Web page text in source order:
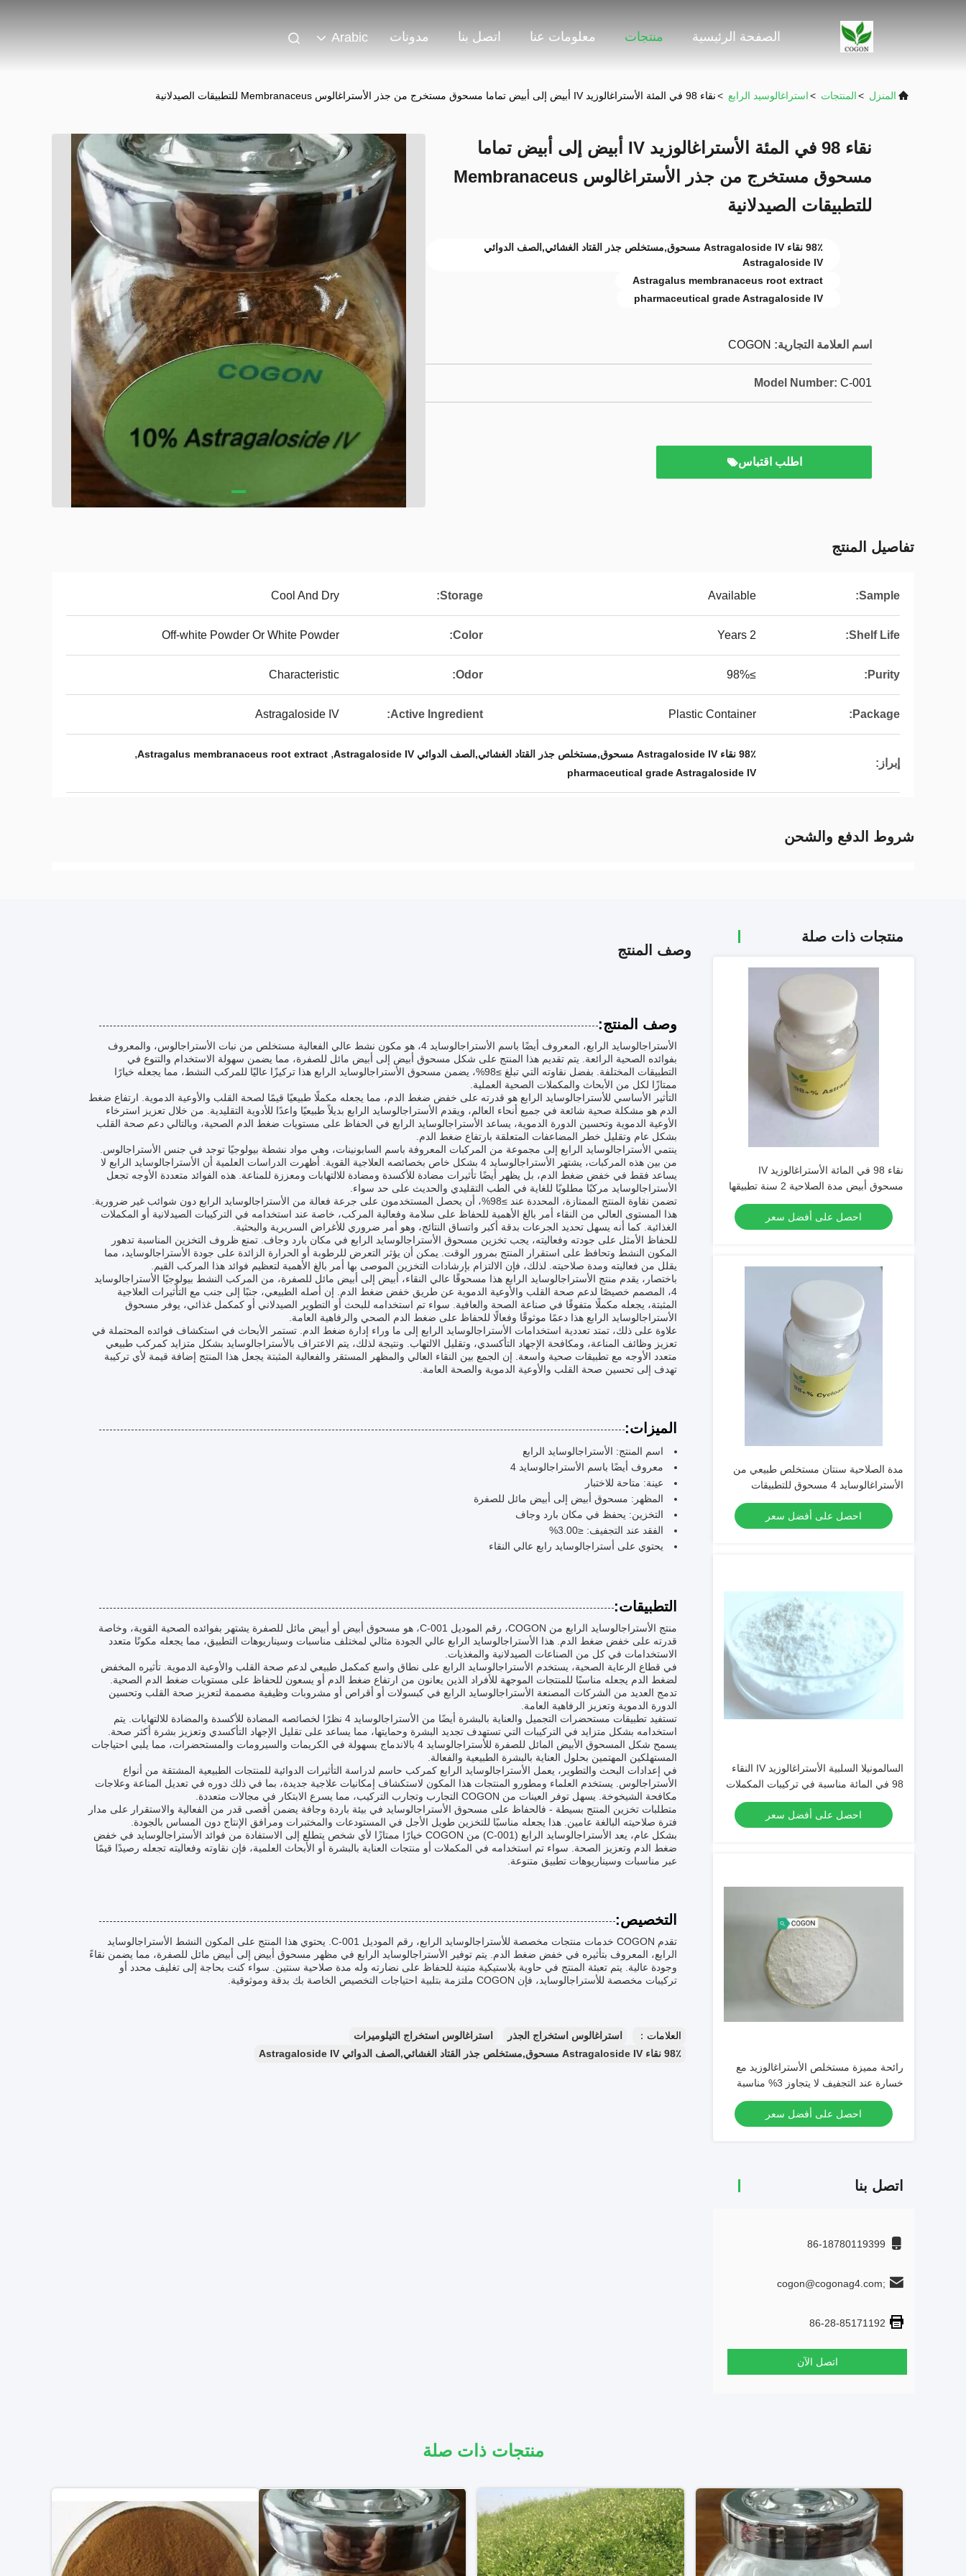
الصفحة الرئيسية منتجات معلومات عنا اتصل بنا مدونات Arabic
المنزل >المنتجات >استراغالوسيد الرابع >نقاء 98 في المئة الأستراغالوزيد IV أبيض إلى أبيض تماما مسحوق مستخرج من جذر الأستراغالوس Membranaceus للتطبيقات الصيدلانية
نقاء 98 في المئة الأستراغالوزيد IV أبيض إلى أبيض تماما
مسحوق مستخرج من جذر الأستراغالوس Membranaceus
للتطبيقات الصيدلانية
98٪ نقاء Astragaloside IV مسحوق,مستخلص جذر القتاد الغشائي,الصف الدوائي
Astragaloside IV
Astragalus membranaceus root extract
pharmaceutical grade Astragaloside IV
اسم العلامة التجارية: COGON
Model Number: C-001
اطلب اقتباس
تفاصيل المنتج
Sample:
Available
Storage:
Cool And Dry
Shelf Life:
2 Years
Color:
Off-white Powder Or White Powder
Purity:
≥98%
Odor:
Characteristic
Package:
Plastic Container
Active Ingredient:
Astragaloside IV
إبراز:
98٪ نقاء Astragaloside IV مسحوق,مستخلص جذر القتاد الغشائي,الصف الدوائي Astragaloside IV ,
Astragalus membranaceus root extract
,
pharmaceutical grade Astragaloside IV
شروط الدفع والشحن
منتجات ذات صلة
نقاء 98 في المائة الأستراغالوزيد IV
مسحوق أبيض مدة الصلاحية 2 سنة تطبيقها
في المستخلصات النباتية والبحث العلمي
احصل على أفضل سعر
مدة الصلاحية سنتان مستخلص طبيعي من
الأستراغالوسايد 4 مسحوق للتطبيقات
الصيدلانية والتركيبات الغذائية
احصل على أفضل سعر
السالمونيلا السلبية الأستراغالوزيد IV النقاء
98 في المائة مناسبة في تركيبات المكملات
التغذوية والجملية
احصل على أفضل سعر
رائحة مميزة مستخلص الأستراغالوزيد مع
خسارة عند التجفيف لا يتجاوز 3% مناسبة
لإنتاج المكملات الغذائية
احصل على أفضل سعر
اتصل بنا
86-18780119399
cogon@cogonag4.com;
86-28-85171192
اتصل الآن
وصف المنتج
وصف المنتج:
الأستراجالوسايد الرابع، المعروف أيضًا باسم الأستراجالوسايد 4، هو مكون نشط عالي الفعالية مستخلص من نبات الأستراجالوس، والمعروف
بفوائده الصحية الرائعة. يتم تقديم هذا المنتج على شكل مسحوق أبيض إلى أبيض مائل للصفرة، مما يضمن سهولة الاستخدام والتنوع في
التطبيقات المختلفة. بفضل نقاوته التي تبلغ ≥98%، يضمن مسحوق الأستراجالوسايد الرابع هذا تركيزًا عاليًا للمركب النشط، مما يجعله خيارًا
ممتازًا لكل من الأبحاث والمكملات الصحية العملية.
التأثير الأساسي للأستراجالوسايد الرابع هو قدرته على خفض ضغط الدم، مما يجعله مكملًا طبيعيًا قيمًا لصحة القلب والأوعية الدموية. ارتفاع ضغط
الدم هو مشكلة صحية شائعة في جميع أنحاء العالم، ويقدم الأستراجالوسايد الرابع بديلاً طبيعيًا واعدًا للأدوية التقليدية. من خلال تعزيز استرخاء
الأوعية الدموية وتحسين الدورة الدموية، يساعد الأستراجالوسايد الرابع في الحفاظ على مستويات ضغط الدم الصحية، وبالتالي دعم صحة القلب
بشكل عام وتقليل خطر المضاعفات المتعلقة بارتفاع ضغط الدم.
ينتمي الأستراجالوسايد الرابع إلى مجموعة من المركبات المعروفة باسم السابونينات، وهي مواد نشطة بيولوجيًا توجد في جنس الأستراجالوس.
من بين هذه المركبات، يشتهر الأستراجالوسايد 4 بشكل خاص بخصائصه العلاجية القوية. أظهرت الدراسات العلمية أن الأستراجالوسايد الرابع لا
يساعد فقط في خفض ضغط الدم، بل يظهر أيضًا تأثيرات مضادة للأكسدة ومضادة للالتهابات ومعززة للمناعة. هذه الفوائد متعددة الأوجه تجعل
الأستراجالوسايد مركبًا مطلوبًا للغاية في الطب التقليدي والحديث على حد سواء.
تضمن نقاوة المنتج الممتازة، المحددة عند ≥98%، أن يحصل المستخدمون على جرعة فعالة من الأستراجالوسايد الرابع دون شوائب غير ضرورية.
هذا المستوى العالي من النقاء أمر بالغ الأهمية للحفاظ على سلامة وفعالية المركب، خاصة عند استخدامه في التركيبات الصيدلانية أو المكملات
الغذائية. كما أنه يسهل تحديد الجرعات بدقة أكبر واتساق النتائج، وهو أمر ضروري للأغراض السريرية والبحثية.
للحفاظ الأمثل على جودته وفعاليته، يجب تخزين مسحوق الأستراجالوسايد الرابع في مكان بارد وجاف. تمنع ظروف التخزين المناسبة تدهور
المكون النشط وتحافظ على استقرار المنتج بمرور الوقت. يمكن أن يؤثر التعرض للرطوبة أو الحرارة الزائدة على جودة الأستراجالوسايد، مما
يقلل من فعاليته ومدة صلاحيته. لذلك، فإن الالتزام بإرشادات التخزين الموصى بها أمر بالغ الأهمية لتعظيم فوائد هذا المركب القيم.
باختصار، يقدم منتج الأستراجالوسايد الرابع هذا مسحوقًا عالي النقاء، أبيض إلى أبيض مائل للصفرة، من المركب النشط بيولوجيًا الأستراجالوسايد
4، المصمم خصيصًا لدعم صحة القلب والأوعية الدموية عن طريق خفض ضغط الدم. إن أصله الطبيعي، جنبًا إلى جنب مع التأثيرات العلاجية
المثبتة، يجعله مكملًا متفوقًا في صناعة الصحة والعافية. سواء تم استخدامه للبحث أو التطوير الصيدلاني أو كمكمل غذائي، يوفر مسحوق
الأستراجالوسايد الرابع هذا دعمًا موثوقًا وفعالًا للحفاظ على ضغط الدم الصحي والرفاهية العامة.
علاوة على ذلك، تمتد تعددية استخدامات الأستراجالوسايد الرابع إلى ما وراء إدارة ضغط الدم. تستمر الأبحاث في استكشاف فوائده المحتملة في
تعزيز وظائف المناعة، ومكافحة الإجهاد التأكسدي، وتقليل الالتهاب. ونتيجة لذلك، يتم الاعتراف بالأستراجالوسايد بشكل متزايد كمركب طبيعي
متعدد الأوجه مع تطبيقات صحية واسعة. إن الجمع بين النقاء العالي والمظهر المستقر والفعالية المثبتة يجعل هذا المنتج إضافة قيمة لأي تركيبة
تهدف إلى تحسين صحة القلب والأوعية الدموية والصحة العامة.
الميزات:
اسم المنتج: الأستراجالوسايد الرابع
معروف أيضًا باسم الأستراجالوسايد 4
عينة: متاحة للاختبار
المظهر: مسحوق أبيض إلى أبيض مائل للصفرة
التخزين: يحفظ في مكان بارد وجاف
الفقد عند التجفيف: ≤3.00%
يحتوي على أستراجالوسايد رابع عالي النقاء
التطبيقات:
منتج الأستراجالوسايد الرابع من COGON، رقم الموديل C-001، هو مسحوق أبيض أو أبيض مائل للصفرة يشتهر بفوائده الصحية القوية، وخاصة
قدرته على خفض ضغط الدم. هذا الأستراجالوسايد الرابع عالي الجودة مثالي لمختلف مناسبات وسيناريوهات التطبيق، مما يجعله مكونًا متعدد
الاستخدامات في كل من الصناعات الصيدلانية والمغذيات.
في قطاع الرعاية الصحية، يستخدم الأستراجالوسايد الرابع على نطاق واسع كمكمل طبيعي لدعم صحة القلب والأوعية الدموية. تأثيره المخفض
لضغط الدم يجعله مناسبًا للمنتجات الموجهة للأفراد الذين يعانون من ارتفاع ضغط الدم أو يسعون للحفاظ على مستويات ضغط الدم الصحية.
تدمج العديد من الشركات المصنعة الأستراجالوسايد الرابع في كبسولات أو أقراص أو مشروبات وظيفية مصممة لتعزيز صحة القلب وتحسين
الدورة الدموية وتعزيز الرفاهية العامة.
تستفيد تطبيقات مستحضرات التجميل والعناية بالبشرة أيضًا من الأستراجالوسايد 4 نظرًا لخصائصه المضادة للأكسدة والمضادة للالتهابات. يتم
استخدامه بشكل متزايد في التركيبات التي تستهدف تجديد البشرة وحمايتها، مما يساعد على تقليل الإجهاد التأكسدي وتعزيز بشرة أكثر صحة.
يسمح شكل المسحوق الأبيض المائل للصفرة للأستراجالوسايد 4 بالاندماج بسهولة في الكريمات والسيرومات والمستحضرات، مما يلبي احتياجات
المستهلكين المهتمين بحلول العناية بالبشرة الطبيعية والفعالة.
في إعدادات البحث والتطوير، يعمل الأستراجالوسايد الرابع كمركب حاسم لدراسة التأثيرات الدوائية للمنتجات الطبيعية المشتقة من أنواع
الأستراجالوس. يستخدم العلماء ومطورو المنتجات هذا المكون لاستكشاف إمكانيات علاجية جديدة، بما في ذلك دوره في تعديل المناعة وعلاجات
مكافحة الشيخوخة. يسهل توفر العينات من COGON التجارب وتجارب التركيب، مما يسرع الابتكار في مجالات متعددة.
متطلبات تخزين المنتج بسيطة - فالحفاظ على مسحوق الأستراجالوسايد في بيئة باردة وجافة يضمن أقصى قدر من الفعالية والاستقرار على مدار
فترة صلاحيته البالغة عامين. هذا يجعله مناسبًا للتخزين طويل الأجل في المستودعات والمختبرات ومرافق الإنتاج دون المساس بالجودة.
بشكل عام، يعد الأستراجالوسايد الرابع (C-001) من COGON خيارًا ممتازًا لأي شخص يتطلع إلى الاستفادة من فوائد الأستراجالوسايد في خفض
ضغط الدم وتعزيز الصحة. سواء تم استخدامه في المكملات أو منتجات العناية بالبشرة أو الأبحاث العلمية، فإن نقاوته وفعاليته تجعله رصيدًا قيمًا
عبر مناسبات وسيناريوهات تطبيق متنوعة.
التخصيص:
تقدم COGON خدمات منتجات مخصصة للأستراجالوسايد الرابع، رقم الموديل C-001. يحتوي هذا المنتج على المكون النشط الأستراجالوسايد
الرابع، المعروف بتأثيره في خفض ضغط الدم. يتم توفير الأستراجالوسايد الرابع في مظهر مسحوق أبيض إلى أبيض مائل للصفرة، مما يضمن نقاءً
وجودة عالية. يتم تعبئة المنتج في حاوية بلاستيكية متينة للحفاظ على نضارته وله مدة صلاحية سنتين. سواء كنت بحاجة إلى تغليف محدد أو
تركيبات مخصصة للأستراجالوسايد، فإن COGON ملتزمة بتلبية احتياجات التخصيص الخاصة بك بدقة وموثوقية.
العلامات： استراغالوس استخراج الجذر
استراغالوس استخراج التيلوميرات
98٪ نقاء Astragaloside IV مسحوق,مستخلص جذر القتاد الغشائي,الصف الدوائي Astragaloside IV
منتجات ذات صلة